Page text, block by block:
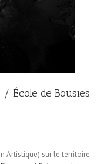
École de Bousies
Artistique) sur le territoire